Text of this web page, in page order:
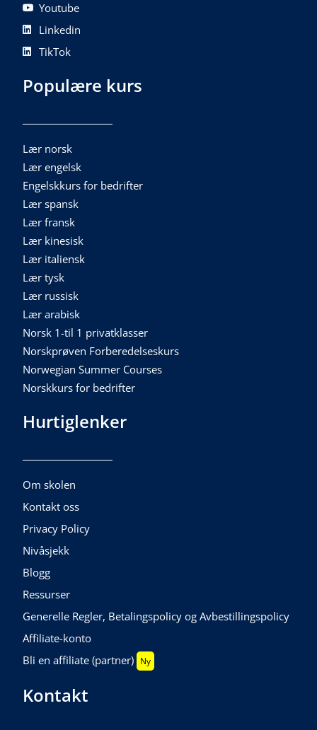
Youtube
Linkedin
TikTok
Populære kurs
Lær norsk
Lær engelsk
Engelskkurs for bedrifter
Lær spansk
Lær fransk
Lær kinesisk
Lær italiensk
Lær tysk
Lær russisk
Lær arabisk
Norsk 1-til 1 privatklasser
Norskprøven Forberedelseskurs
Norwegian Summer Courses
Norskkurs for bedrifter
Hurtiglenker
Om skolen
Kontakt oss
Privacy Policy
Nivåsjekk
Blogg
Ressurser
Generelle Regler, Betalingspolicy og Avbestillingspolicy
Affiliate-konto
Bli en affiliate (partner) Ny
Kontakt